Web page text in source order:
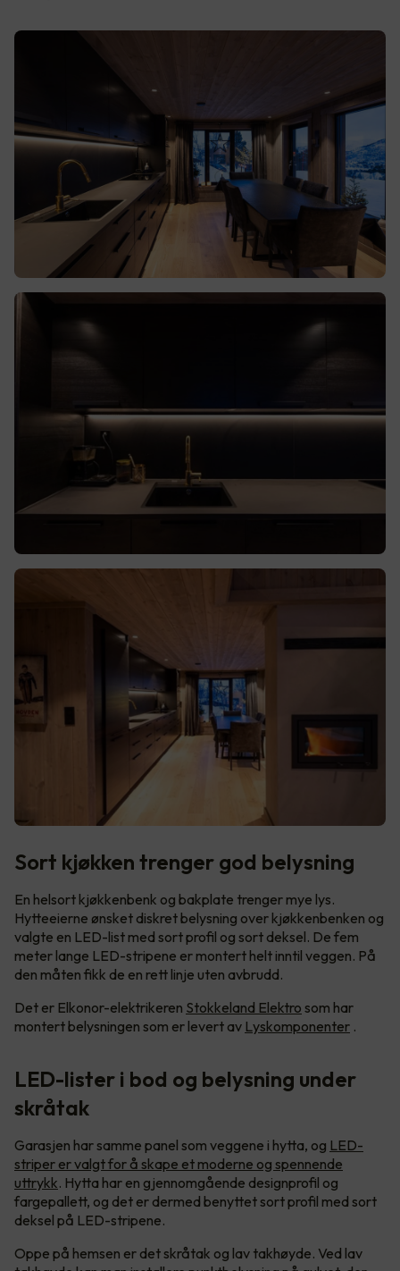
Sort kjøkken trenger god belysning
En helsort kjøkkenbenk og bakplate trenger mye lys.
Hytteeierne ønsket diskret belysning over kjøkkenbenken og
valgte en LED-list med sort profil og sort deksel. De fem
meter lange LED-stripene er montert helt inntil veggen. På
den måten fikk de en rett linje uten avbrudd.
Det er Elkonor-elektrikeren Stokkeland Elektro som har
montert belysningen som er levert av Lyskomponenter .
LED-lister i bod og belysning under
skråtak
Garasjen har samme panel som veggene i hytta, og LED-
striper er valgt for å skape et moderne og spennende
uttrykk. Hytta har en gjennomgående designprofil og
fargepallett, og det er dermed benyttet sort profil med sort
deksel på LED-stripene.
Oppe på hemsen er det skråtak og lav takhøyde. Ved lav